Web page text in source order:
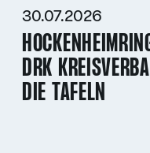
30.07.2026
DRK
DIE TAFELN